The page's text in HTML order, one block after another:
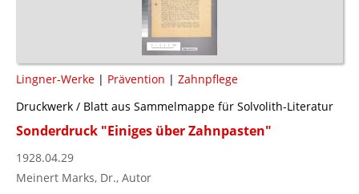
Lingner-Werke | Prävention | Zahnpflege
Druckwerk / Blatt aus Sammelmappe für Solvolith-Literatur
Sonderdruck "Einiges über Zahnpasten"
1928.04.29
Meinert Marks, Dr., Autor